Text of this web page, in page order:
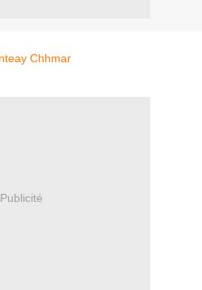
Publicité